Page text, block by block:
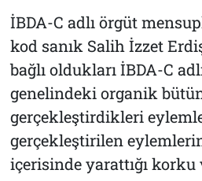
İBDA-C adlı örgüt
kod sanık Salih İzzet
bağlı oldukları İBDA-C
genelindeki organik
gerçekleştirdikleri
gerçekleştirilen
içerisinde yarattığı korku